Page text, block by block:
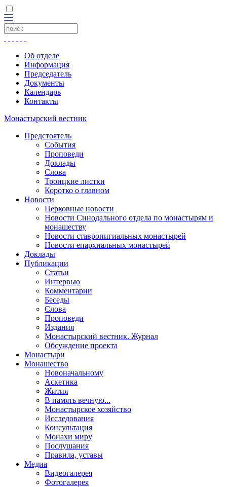
Об отделе
Информация
Председатель
Документы
Календарь
Контакты
Монастырский вестник
Предстоятель
События
Проповеди
Доклады
Слова
Троицкие листки
Коротко о главном
Новости
Церковные новости
Новости Синодального отдела по монастырям и
монашеству
Новости ставропигиальных монастырей
Новости епархиальных монастырей
Доклады
Публикации
Статьи
Интервью
Комментарии
Беседы
Слова
Проповеди
Издания
Монастырский вестник. Журнал
Обсуждение проекта
Монастыри
Монашество
Новоначальному
Аскетика
Жития
В память вечную...
Монастырское хозяйство
Исследования
Консультация
Монахи миру
Послушания
Правила, уставы
Медиа
Видеогалерея
Фотогалерея